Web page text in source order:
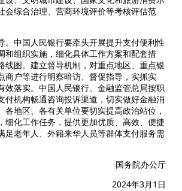
会综合治理、营商环境评价等考核评估范
。中国人民银行要牵头开展提升支付便利性
和组织实施，细化具体工作方案和配套措
线图。建立督导机制，对重点地区、重点银
商户等进行明察暗访、督促指导，实抓实
效落实。中国人民银行、金融监管总局按职
付机构畅通咨询投诉渠道，切实做好金融消
各地区、各有关单位要切实提高政治站位，
细化工作任务，提供更加优质、高效、便捷
足老年人、外籍来华人员等群体支付服务需
国务院办公厅
2024年3月1日